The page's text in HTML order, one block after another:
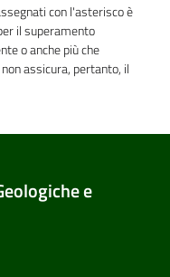
con l'asterisco è
il superamento
o anche più che
assicura, pertanto, il
e